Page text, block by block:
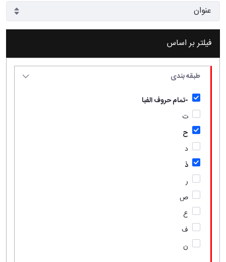
فیلتر بر اساس
طبقه بندی
-تمام حروف الفبا
ت
ح
د
ذ
ر
ص
ع
ف
ن